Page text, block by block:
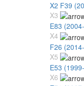
X2 F39
X3
E83
X4
F26
X5
E53
X6